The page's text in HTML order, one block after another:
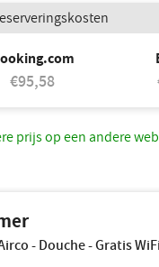
€95,58
prijs op een andere
- Douche - Gratis